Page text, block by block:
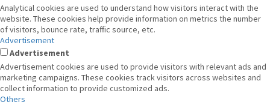
Analytical cookies are used to understand how visitors interact with the
website. These cookies help provide information on metrics the number
of visitors, bounce rate, traffic source, etc.
Advertisement
Advertisement
Advertisement cookies are used to provide visitors with relevant ads and
marketing campaigns. These cookies track visitors across websites and
collect information to provide customized ads.
Others